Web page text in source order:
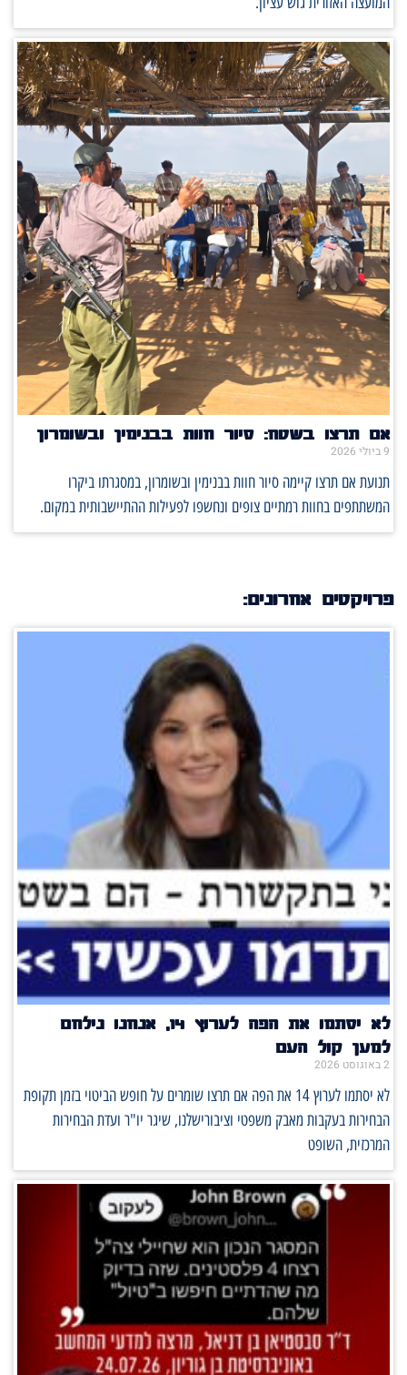
אם תרצו בשטח: סיור חוות בבנימין ובשומרון
9 ביולי 2026
תנועת אם תרצו קיימה סיור חוות בבנימין ובשומרון, במסגרתו ביקרו
המשתתפים בחוות רמתיים צופים ונחשפו לפעילות ההתיישבותית במקום.
פרויקטים אחרונים:
לא יסתמו את הפה לערוץ 14, אנחנו נילחם
למען קול העם
2 באוגוסט 2026
לא יסתמו לערוץ 14 את הפה אם תרצו שומרים על חופש הביטוי בזמן תקופת
הבחירות בעקבות מאבק משפטי וציבורישלנו, שיגר יו"ר ועדת הבחירות
המרכזית, השופט